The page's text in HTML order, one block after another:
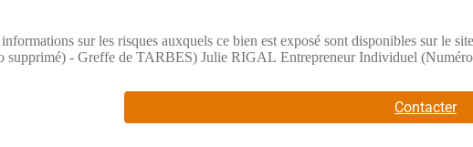
sur les risques auxquels ce bien est exposé sont disponibles sur le
- Greffe de TARBES) Julie RIGAL Entrepreneur Individuel
Contacter